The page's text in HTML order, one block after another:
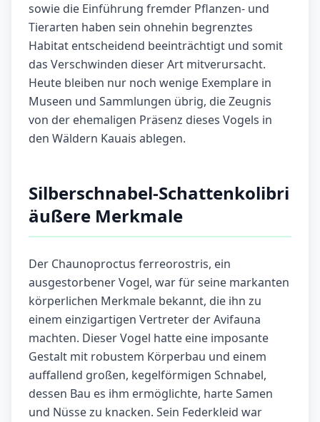
sowie die Einführung fremder Pflanzen- und
Tierarten haben sein ohnehin begrenztes
Habitat entscheidend beeinträchtigt und somit
das Verschwinden dieser Art mitverursacht.
Heute bleiben nur noch wenige Exemplare in
Museen und Sammlungen übrig, die Zeugnis
von der ehemaligen Präsenz dieses Vogels in
den Wäldern Kauais ablegen.
Silberschnabel-Schattenkolibri
äußere Merkmale
Der Chaunoproctus ferreorostris, ein
ausgestorbener Vogel, war für seine markanten
körperlichen Merkmale bekannt, die ihn zu
einem einzigartigen Vertreter der Avifauna
machten. Dieser Vogel hatte eine imposante
Gestalt mit robustem Körperbau und einem
auffallend großen, kegelförmigen Schnabel,
dessen Bau es ihm ermöglichte, harte Samen
und Nüsse zu knacken. Sein Federkleid war